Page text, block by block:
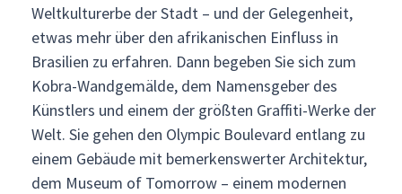
Weltkulturerbe der Stadt – und der Gelegenheit,
etwas mehr über den afrikanischen Einfluss in
Brasilien zu erfahren. Dann begeben Sie sich zum
Kobra-Wandgemälde, dem Namensgeber des
Künstlers und einem der größten Graffiti-Werke der
Welt. Sie gehen den Olympic Boulevard entlang zu
einem Gebäude mit bemerkenswerter Architektur,
dem Museum of Tomorrow – einem modernen